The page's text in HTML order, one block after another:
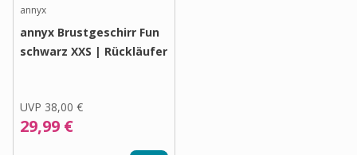
annyx
annyx Brustgeschirr Fun
schwarz XXS | Rückläufer
UVP 38,00 €
29,99 €